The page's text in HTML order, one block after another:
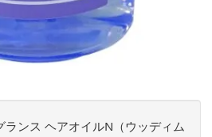
ランス ヘアオイルN（ウッディム